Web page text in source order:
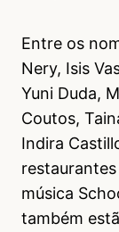
Entre os
Nery, Isis
Yuni Duda,
Coutos,
Indira
música
também